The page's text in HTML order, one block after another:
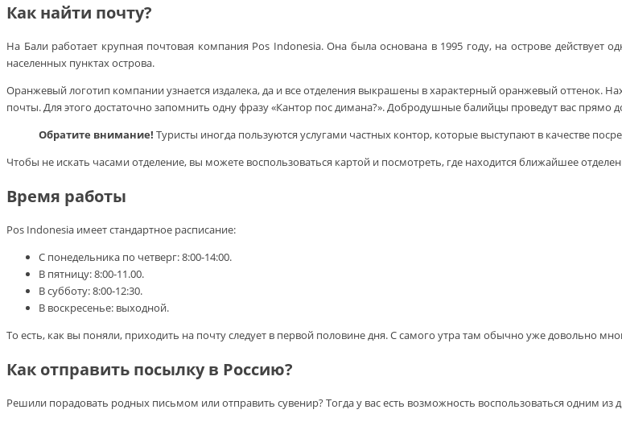
Как найти почту?
На Бали работает крупная почтовая компания Pos Indonesia. Она была основана в 1995 году, на острове
населенных пунктах острова.
Оранжевый логотип компании узнается издалека, да и все отделения выкрашены в характерный оранжевый оттенок.
почты. Для этого достаточно запомнить одну фразу «Кантор пос димана?». Добродушные балийцы проведут вас прямо
Обратите внимание! Туристы иногда пользуются услугами частных контор, которые выступают в качестве
Чтобы не искать часами отделение, вы можете воспользоваться картой и посмотреть, где находится ближайшее
Время работы
Pos Indonesia имеет стандартное расписание:
С понедельника по четверг: 8:00-14:00.
В пятницу: 8:00-11.00.
В субботу: 8:00-12:30.
В воскресенье: выходной.
То есть, как вы поняли, приходить на почту следует в первой половине дня. С самого утра там обычно уже довольно
Как отправить посылку в Россию?
Решили порадовать родных письмом или отправить сувенир? Тогда у вас есть возможность воспользоваться одним из